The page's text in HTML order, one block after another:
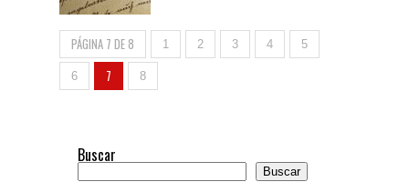
PÁGINA 7 DE 8 1 2 3 4 5
6 7 8
Buscar
Buscar